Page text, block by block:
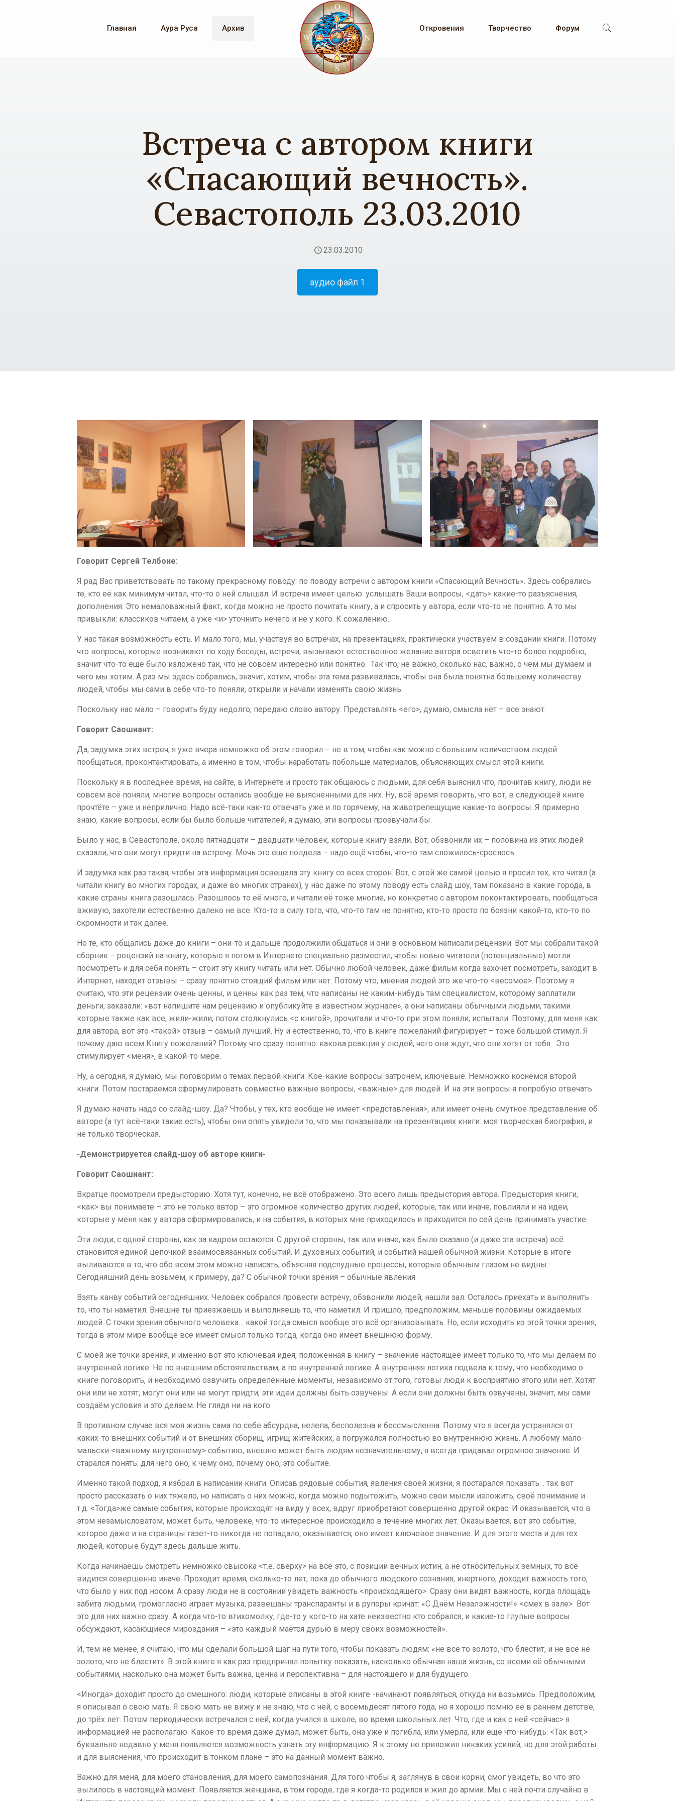
Главная Аура Руса Архив Откровения Творчество Форум
Встреча с автором книги
«Спасающий вечность».
Севастополь 23.03.2010
23.03.2010
аудио файл 1
Говорит Сергей Телбоне:
Я рад Вас приветствовать по такому прекрасному поводу: по поводу встречи с автором книги «Спасающий Вечность». Здесь собрались
те, кто её как минимум читал, что-то о ней слышал. И встреча имеет целью: услышать Ваши вопросы, <дать> какие-то разъяснения,
дополнения. Это немаловажный факт, когда можно не просто почитать книгу, а и спросить у автора, если что-то не понятно. А то мы
привыкли: классиков читаем, а уже <и> уточнить нечего и не у кого. К сожалению.
У нас такая возможность есть. И мало того, мы, участвуя во встречах, на презентациях, практически участвуем в создании книги. Потому
что вопросы, которые возникают по ходу беседы, встречи, вызывают естественное желание автора осветить что-то более подробно,
значит что-то ещё было изложено так, что не совсем интересно или понятно. Так что, не важно, сколько нас, важно, о чём мы думаем и
чего мы хотим. А раз мы здесь собрались, значит, хотим, чтобы эта тема развивалась, чтобы она была понятна большему количеству
людей, чтобы мы сами в себе что-то поняли, открыли и начали изменять свою жизнь.
Поскольку нас мало – говорить буду недолго, передаю слово автору. Представлять <его>, думаю, смысла нет – все знают.
Говорит Саошиант:
Да, задумка этих встреч, я уже вчера немножко об этом говорил – не в том, чтобы как можно с большим количеством людей
пообщаться, проконтактировать, а именно в том, чтобы наработать побольше материалов, объясняющих смысл этой книги.
Поскольку я в последнее время, на сайте, в Интернете и просто так общаюсь с людьми, для себя выяснил что, прочитав книгу, люди не
совсем всё поняли, многие вопросы остались вообще не выясненными для них. Ну, всё время говорить, что вот, в следующей книге
прочтёте – уже и неприлично. Надо всё-таки как-то отвечать уже и по горячему, на животрепещущие какие-то вопросы. Я примерно
знаю, какие вопросы, если бы было больше читателей, я думаю, эти вопросы прозвучали бы.
Было у нас, в Севастополе, около пятнадцати – двадцати человек, которые книгу взяли. Вот, обзвонили их – половина из этих людей
сказали, что они могут придти на встречу. Мочь это ещё полдела – надо ещё чтобы, что-то там сложилось-срослось.
И задумка как раз такая, чтобы эта информация освещала эту книгу со всех сторон. Вот, с этой же самой целью я просил тех, кто читал (а
читали книгу во многих городах, и даже во многих странах), у нас даже по этому поводу есть слайд шоу, там показано в какие города, в
какие страны книга разошлась. Разошлось то её много, и читали её тоже многие, но конкретно с автором поконтактировать, пообщаться
вживую, захотели естественно далеко не все. Кто-то в силу того, что, что-то там не понятно, кто-то просто по боязни какой-то, кто-то по
скромности и так далее.
Но те, кто общались даже до книги – они-то и дальше продолжили общаться и они в основном написали рецензии. Вот мы собрали такой
сборник – рецензий на книгу, которые я потом в Интернете специально разместил, чтобы новые читатели (потенциальные) могли
посмотреть и для себя понять – стоит эту книгу читать или нет. Обычно любой человек, даже фильм когда захочет посмотреть, заходит в
Интернет, находит отзывы – сразу понятно стоящий фильм или нет. Потому что, мнения людей это же что-то <весомое>. Поэтому я
считаю, что эти рецензии очень ценны, и ценны как раз тем, что написаны не каким-нибудь там специалистом, которому заплатили
деньги, заказали: «вот напишите нам рецензию и опубликуйте в известном журнале», а они написаны обычными людьми, такими
которые также как все, жили-жили, потом столкнулись <с книгой>, прочитали и что-то при этом поняли, испытали. Поэтому, для меня как
для автора, вот это <такой> отзыв – самый лучший. Ну и естественно, то, что в книге пожеланий фигурирует – тоже большой стимул. Я
почему даю всем Книгу пожеланий? Потому что сразу понятно: какова реакция у людей, чего они ждут, что они хотят от тебя. Это
стимулирует <меня>, в какой-то мере.
Ну, а сегодня, я думаю, мы поговорим о темах первой книги. Кое-какие вопросы затронем, ключевые. Немножко коснёмся второй
книги. Потом постараемся сформулировать совместно важные вопросы, <важные> для людей. И на эти вопросы я попробую отвечать.
Я думаю начать надо со слайд-шоу. Да? Чтобы, у тех, кто вообще не имеет <представления>, или имеет очень смутное представление об
авторе (а тут всё-таки такие есть), чтобы они опять увидели то, что мы показывали на презентациях книги: моя творческая биография, и
не только творческая.
-Демонстрируется слайд-шоу об авторе книги-
Говорит Саошиант:
Вкратце посмотрели предысторию. Хотя тут, конечно, не всё отображено. Это всего лишь предыстория автора. Предыстория книги,
<как> вы понимаете – это не только автор – это огромное количество других людей, которые, так или иначе, повлияли и на идеи,
которые у меня как у автора сформировались, и на события, в которых мне приходилось и приходится по сей день принимать участие.
Эти люди, с одной стороны, как за кадром остаются. С другой стороны, так или иначе, как было сказано (и даже эта встреча) всё
становится единой цепочкой взаимосвязанных событий. И духовных событий, и событий нашей обычной жизни. Которые в итоге
выливаются в то, что обо всём этом можно написать, объясняя подспудные процессы, которые обычным глазом не видны.
Сегодняшний день возьмём, к примеру, да? С обычной точки зрения – обычные явления.
Взять канву событий сегодняшних. Человек собрался провести встречу, обзвонили людей, нашли зал. Осталось приехать и выполнить
то, что ты наметил. Внешне ты приезжаешь и выполняешь то, что наметил. И пришло, предположим, меньше половины ожидаемых
людей. С точки зрения обычного человека… какой тогда смысл вообще это всё организовывать. Но, если исходить из этой точки зрения,
тогда в этом мире вообще всё имеет смысл только тогда, когда оно имеет внешнюю форму.
С моей же точки зрения, и именно вот это ключевая идея, положенная в книгу – значение настоящее имеет только то, что мы делаем по
внутренней логике. Не по внешним обстоятельствам, а по внутренней логике. А внутренняя логика подвела к тому, что необходимо о
книге поговорить, и необходимо озвучить определённые моменты, независимо от того, готовы люди к восприятию этого или нет. Хотят
они или не хотят, могут они или не могут придти, эти идеи должны быть озвучены. А если они должны быть озвучены, значит, мы сами
создаём условия и это делаем. Не глядя ни на кого.
В противном случае вся моя жизнь сама по себе абсурдна, нелепа, бесполезна и бессмысленна. Потому что я всегда устранялся от
каких-то внешних событий и от внешних сборищ, игрищ житейских, а погружался полностью во внутреннюю жизнь. А любому мало-
мальски <важному внутреннему> событию, внешне может быть людям незначительному, я всегда придавал огромное значение. И
старался понять: для чего оно, к чему оно, почему оно, это событие.
Именно такой подход, я избрал в написании книги. Описав рядовые события, явления своей жизни, я постарался показать… так вот
просто рассказать о них тяжело, но написать о них можно, когда можно подытожить, можно свои мысли изложить, своё понимание и
т.д. <Тогда>же самые события, которые происходят на виду у всех, вдруг приобретают совершенно другой окрас. И оказывается, что в
этом незамысловатом, может быть, человеке, что-то интересное происходило в течение многих лет. Оказывается, вот это событие,
которое даже и на страницы газет-то никогда не попадало, оказывается, оно имеет ключевое значение. И для этого места и для тех
людей, которые будут здесь дальше жить.
Когда начинаешь смотреть немножко свысока <т.е. сверху> на всё это, с позиции вечных истин, а не относительных земных, то всё
видится совершенно иначе. Проходит время, сколько-то лет, пока до обычного людского сознания, инертного, доходит важность того,
что было у них под носом. А сразу люди не в состоянии увидеть важность <происходящего>. Сразу они видят важность, когда площадь
забита людьми, громогласно играет музыка, развешаны транспаранты и в рупоры кричат: «С Днём Незалэжности!» <смех в зале> Вот
это для них важно сразу. А когда что-то втихомолку, где-то у кого-то на хате неизвестно кто собрался, и какие-то глупые вопросы
обсуждают, касающиеся мироздания – «это каждый мается дурью в меру своих возможностей».
И, тем не менее, я считаю, что мы сделали большой шаг на пути того, чтобы показать людям: «не всё то золото, что блестит, и не всё не
золото, что не блестит». В этой книге я как раз предпринял попытку показать, насколько обычная наша жизнь, со всеми её обычными
событиями, насколько она может быть важна, ценна и перспективна – для настоящего и для будущего.
<Иногда> доходит просто до смешного: люди, которые описаны в этой книге -начинают появляться, откуда ни возьмись. Предположим,
я описывал о свою мать. Я свою мать не вижу и не знаю, что с ней, с восемьдесят пятого года, но я хорошо помню её в раннем детстве,
до трёх лет. Потом периодически встречался с ней, когда учился в школе, во время школьных лет. Что, где и как с ней <сейчас> я
информацией не располагаю. Какое-то время даже думал, может быть, она уже и погибла, или умерла, или ещё что-нибудь. <Так вот,>
буквально недавно у меня появляется возможность узнать эту информацию. Я к этому не приложил никаких усилий, но для этой работы
и для выяснения, что происходит в тонком плане – это на данный момент важно.
Важно для меня, для моего становления, для моего самопознания. Для того чтобы я, заглянув в свои корни, смог увидеть, во что это
вылилось в настоящий момент. Появляется женщина, в том городе, где я когда-то родился и жил до армии. Мы с ней почти случайно в